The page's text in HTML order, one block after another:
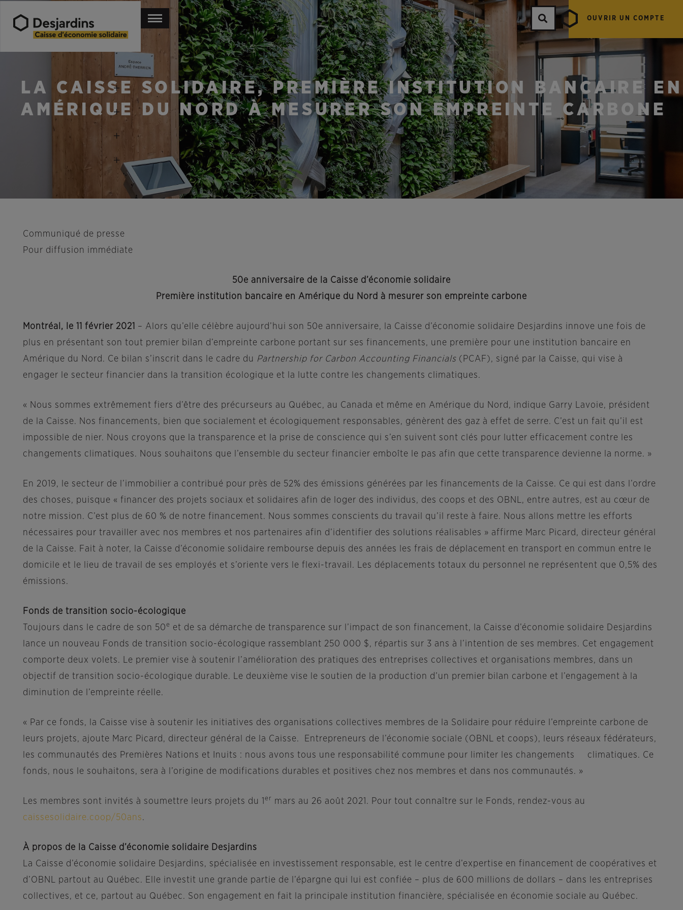
OUVRIR UN COMPTE
LA CAISSE SOLIDAIRE, PREMIÈRE INSTITUTION BANCAIRE EN
AMÉRIQUE DU NORD À MESURER SON EMPREINTE CARBONE
Communiqué de presse
Pour diffusion immédiate
50e anniversaire de la Caisse d’économie solidaire
Première institution bancaire en Amérique du Nord à mesurer son empreinte carbone
Montréal, le 11 février 2021 – Alors qu’elle célèbre aujourd’hui son 50e anniversaire, la Caisse d’économie solidaire Desjardins innove une fois de
plus en présentant son tout premier bilan d’empreinte carbone portant sur ses financements, une première pour une institution bancaire en
Amérique du Nord. Ce bilan s’inscrit dans le cadre du Partnership for Carbon Accounting Financials (PCAF), signé par la Caisse, qui vise à
engager le secteur financier dans la transition écologique et la lutte contre les changements climatiques.
« Nous sommes extrêmement fiers d’être des précurseurs au Québec, au Canada et même en Amérique du Nord, indique Garry Lavoie, président
de la Caisse. Nos financements, bien que socialement et écologiquement responsables, génèrent des gaz à effet de serre. C’est un fait qu’il est
impossible de nier. Nous croyons que la transparence et la prise de conscience qui s’en suivent sont clés pour lutter efficacement contre les
changements climatiques. Nous souhaitons que l’ensemble du secteur financier emboîte le pas afin que cette transparence devienne la norme. »
En 2019, le secteur de l’immobilier a contribué pour près de 52% des émissions générées par les financements de la Caisse. Ce qui est dans l’ordre
des choses, puisque « financer des projets sociaux et solidaires afin de loger des individus, des coops et des OBNL, entre autres, est au cœur de
notre mission. C’est plus de 60 % de notre financement. Nous sommes conscients du travail qu’il reste à faire. Nous allons mettre les efforts
nécessaires pour travailler avec nos membres et nos partenaires afin d’identifier des solutions réalisables » affirme Marc Picard, directeur général
de la Caisse. Fait à noter, la Caisse d’économie solidaire rembourse depuis des années les frais de déplacement en transport en commun entre le
domicile et le lieu de travail de ses employés et s’oriente vers le flexi-travail. Les déplacements totaux du personnel ne représentent que 0,5% des
émissions.
Fonds de transition socio-écologique
Toujours dans le cadre de son 50e et de sa démarche de transparence sur l’impact de son financement, la Caisse d’économie solidaire Desjardins
lance un nouveau Fonds de transition socio-écologique rassemblant 250 000 $, répartis sur 3 ans à l’intention de ses membres. Cet engagement
comporte deux volets. Le premier vise à soutenir l’amélioration des pratiques des entreprises collectives et organisations membres, dans un
objectif de transition socio-écologique durable. Le deuxième vise le soutien de la production d’un premier bilan carbone et l’engagement à la
diminution de l’empreinte réelle.
« Par ce fonds, la Caisse vise à soutenir les initiatives des organisations collectives membres de la Solidaire pour réduire l’empreinte carbone de
leurs projets, ajoute Marc Picard, directeur général de la Caisse. Entrepreneurs de l’économie sociale (OBNL et coops), leurs réseaux fédérateurs,
les communautés des Premières Nations et Inuits : nous avons tous une responsabilité commune pour limiter les changements climatiques. Ce
fonds, nous le souhaitons, sera à l’origine de modifications durables et positives chez nos membres et dans nos communautés. »
Les membres sont invités à soumettre leurs projets du 1 er mars au 26 août 2021. Pour tout connaître sur le Fonds, rendez-vous au
caissesolidaire.coop/50ans.
À propos de la Caisse d’économie solidaire Desjardins
La Caisse d’économie solidaire Desjardins, spécialisée en investissement responsable, est le centre d’expertise en financement de coopératives et
d’OBNL partout au Québec. Elle investit une grande partie de l’épargne qui lui est confiée – plus de 600 millions de dollars – dans les entreprises
collectives, et ce, partout au Québec. Son engagement en fait la principale institution financière, spécialisée en économie sociale au Québec.